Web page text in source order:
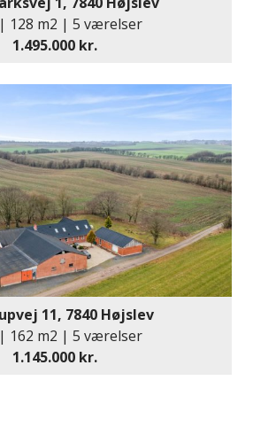
128 m2 | 5 værelser
1.495.000 kr.
11, 7840 Højslev
162 m2 | 5 værelser
1.145.000 kr.